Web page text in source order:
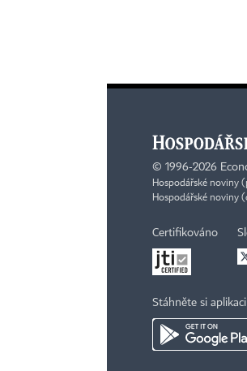
© 1996-2026
Hospodářské noviny
Hospodářské noviny
Certifikováno
Stáhněte si